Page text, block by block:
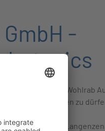
-
freut sich, mit der Wohlrab
Mitglied begrüßen zu
– mit Hauptsitz in